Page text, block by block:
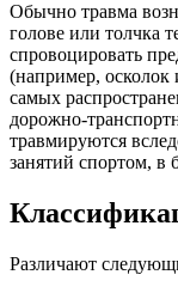
Обычно травма
голове или толчка
спровоцировать
(например, осколок
самых
дорожно-
травмируются
занятий спортом, в
Различают